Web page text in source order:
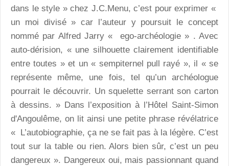
dans le style » chez J.C.Menu, c’est pour exprimer «
un moi divisé » car l’auteur y poursuit le concept
nommé par Alfred Jarry « ego-archéologie » . Avec
auto-dérision, « une silhouette clairement identifiable
entre toutes » et un « sempiternel pull rayé », il « se
représente même, une fois, tel qu’un archéologue
pourrait le découvrir. Un squelette serrant son carton
à dessins. » Dans l’exposition à l’Hôtel Saint-Simon
d'Angoulême, on lit ainsi une petite phrase révélatrice
« L’autobiographie, ça ne se fait pas à la légère. C’est
tout sur la table ou rien. Alors bien sûr, c’est un peu
dangereux ». Dangereux oui, mais passionnant quand